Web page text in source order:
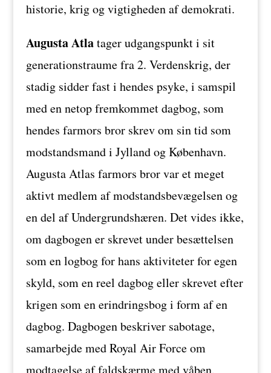
historie, krig og vigtigheden af demokrati.
Augusta Atlatager udgangspunkt i sit
generationstraume fra 2. Verdenskrig, der
stadig sidder fast i hendes psyke, i samspil
med en netop fremkommet dagbog, som
hendes farmors bror skrev om sin tid som
modstandsmand i Jylland og København.
Augusta Atlas farmors bror var et meget
aktivt medlem af modstandsbevægelsen og
en del af Undergrundshæren. Det vides ikke,
om dagbogen er skrevet under besættelsen
som en logbog for hans aktiviteter for egen
skyld, som en reel dagbog eller skrevet efter
krigen som en erindringsbog i form af en
dagbog. Dagbogen beskriver sabotage,
samarbejde med Royal Air Force om
modtagelse af faldskærme med våben,